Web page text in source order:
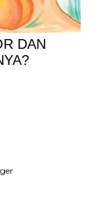
DAN